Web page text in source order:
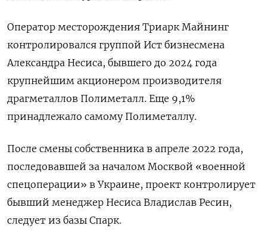
Оператор месторождения Триарк Майнинг
контролировался группой Ист бизнесмена
Александра Несиса, бывшего до 2024 года
крупнейшим акционером производителя
драгметаллов Полиметалл. Еще 9,1%
принадлежало самому Полиметаллу.
После смены собственника в апреле 2022 года,
последовавшей за началом Москвой «военной
спецоперации» в Украине, проект контролирует
бывший менеджер Несиса Владислав Ресин,
следует из базы Спарк.